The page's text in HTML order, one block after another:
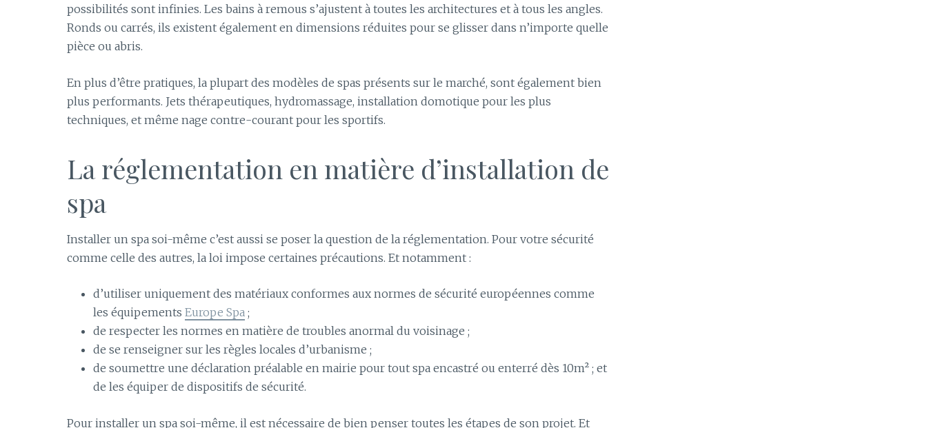
possibilités sont infinies. Les bains à remous s’ajustent à toutes les architectures et à tous les angles.
Ronds ou carrés, ils existent également en dimensions réduites pour se glisser dans n’importe quelle
pièce ou abris.
En plus d’être pratiques, la plupart des modèles de spas présents sur le marché, sont également bien
plus performants. Jets thérapeutiques, hydromassage, installation domotique pour les plus
techniques, et même nage contre-courant pour les sportifs.
La réglementation en matière d’installation de
spa
Installer un spa soi-même c’est aussi se poser la question de la réglementation. Pour votre sécurité
comme celle des autres, la loi impose certaines précautions. Et notamment :
d’utiliser uniquement des matériaux conformes aux normes de sécurité européennes comme
les équipementsEurope Spa ;
de respecter les normes en matière de troubles anormal du voisinage ;
de se renseigner sur les règles locales d’urbanisme ;
de soumettre une déclaration préalable en mairie pour tout spa encastré ou enterré dès 10m² ; et
de les équiper de dispositifs de sécurité.
Pour installer un spa soi-même, il est nécessaire de bien penser toutes les étapes de son projet. Et